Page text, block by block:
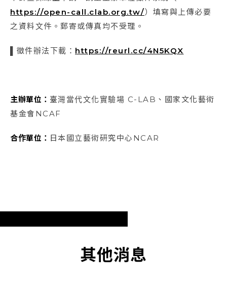
https://open-call.clab.org.tw/）填寫與上傳必要
之資料文件。郵寄或傳真均不受理。
▌徵件辦法下載： https://reurl.cc/4N5KQX
主辦單位： 臺灣當代文化實驗場 C-LAB、國家文化藝術
基金會NCAF
合作單位： 日本國立藝術研究中心NCAR
其他消息